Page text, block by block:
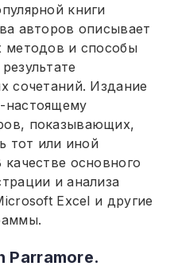
книги
авторов описывает
методов и способы
сочетаний. Издание
показывающих,
тот или иной
основного
и анализа
Excel и другие
Parramore.